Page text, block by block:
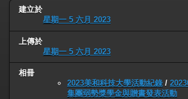
建立於
星期一 5 六月 2023
上傳於
星期一 5 六月 2023
相冊
2023美和科技大學活動紀錄 /
集團弱勢獎學金與贈書發表活動